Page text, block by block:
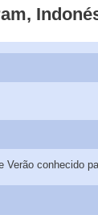
Verão conhecido